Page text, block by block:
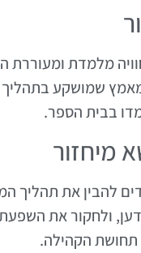
מלמדת
שמושקע
בבית הספר.
מיחזור
להבין את תהליך
ולחקור את
תחושת הקהילה.